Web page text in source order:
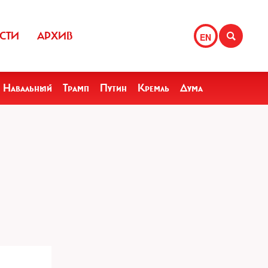
EN
АРХИВ
Навальный Трамп Путин Кремль Дума